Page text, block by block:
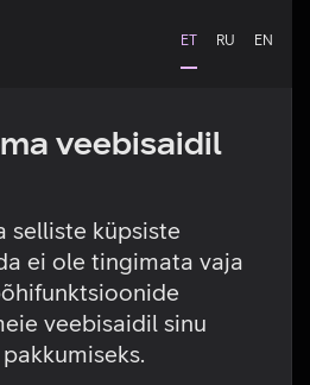
ET RU EN
veebisaidil
selliste küpsiste
ei ole tingimata vaja
veebisaidil sinu
viga